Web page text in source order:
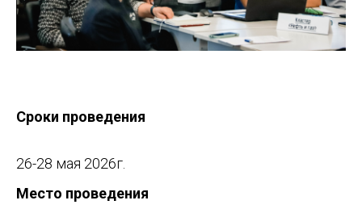
Сроки проведения
26-28 мая 2026г.
Место проведения